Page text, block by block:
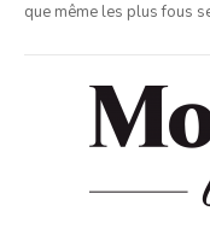
que même les plus fous